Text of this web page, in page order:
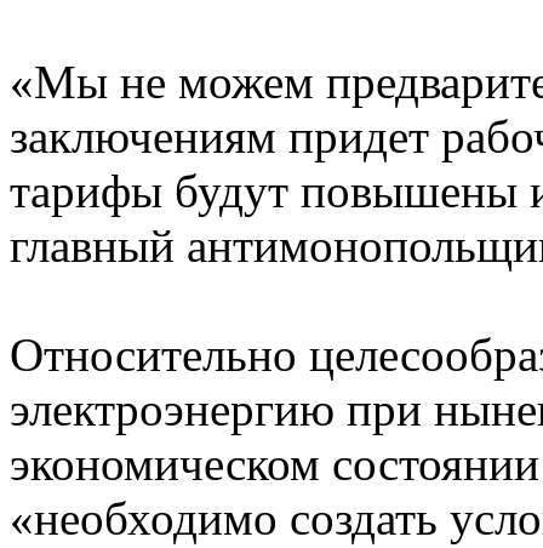
«Мы не можем
заключениям придет
тарифы будут повышены
главный
Относительно
электроэнергию при
экономическом
«необходимо создать